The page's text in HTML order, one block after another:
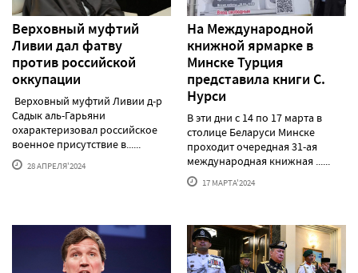
Верховный муфтий
Ливии дал фатву
против российской
оккупации
Верховный муфтий Ливии д-р
Садык аль-Гарьяни
охарактеризовал российское
военное присутствие в......
28 АПРЕЛЯ'2024
На Международной
книжной ярмарке в
Минске Турция
представила книги С.
Нурси
В эти дни с 14 по 17 марта в
столице Беларуси Минске
проходит очередная 31-ая
международная книжная ......
17 МАРТА'2024